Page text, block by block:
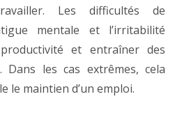
Les difficultés de
mentale et l’irritabilité
et entraîner des
Dans les cas extrêmes, cela
le maintien d’un emploi.